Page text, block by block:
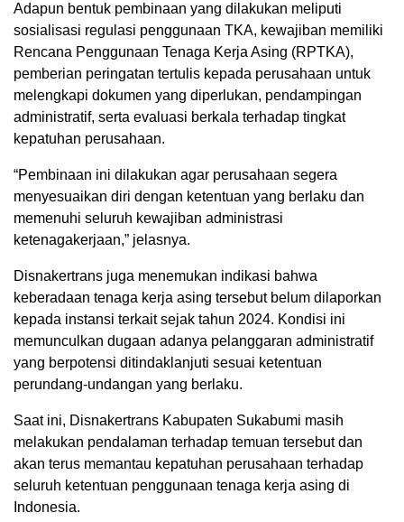
Adapun bentuk pembinaan yang dilakukan meliputi
sosialisasi regulasi penggunaan TKA, kewajiban memiliki
Rencana Penggunaan Tenaga Kerja Asing (RPTKA),
pemberian peringatan tertulis kepada perusahaan untuk
melengkapi dokumen yang diperlukan, pendampingan
administratif, serta evaluasi berkala terhadap tingkat
kepatuhan perusahaan.
“Pembinaan ini dilakukan agar perusahaan segera
menyesuaikan diri dengan ketentuan yang berlaku dan
memenuhi seluruh kewajiban administrasi
ketenagakerjaan,” jelasnya.
Disnakertrans juga menemukan indikasi bahwa
keberadaan tenaga kerja asing tersebut belum dilaporkan
kepada instansi terkait sejak tahun 2024. Kondisi ini
memunculkan dugaan adanya pelanggaran administratif
yang berpotensi ditindaklanjuti sesuai ketentuan
perundang-undangan yang berlaku.
Saat ini, Disnakertrans Kabupaten Sukabumi masih
melakukan pendalaman terhadap temuan tersebut dan
akan terus memantau kepatuhan perusahaan terhadap
seluruh ketentuan penggunaan tenaga kerja asing di
Indonesia.